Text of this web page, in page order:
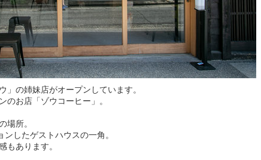
」の姉妹店がオープンしています。
のお店「ゾウコーヒー」。
場所。
したゲストハウスの一角。
もあります。